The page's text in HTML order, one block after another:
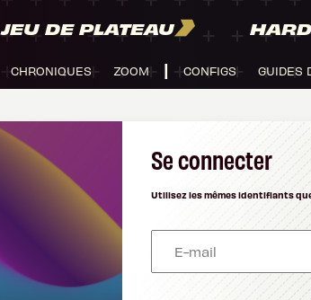
JEU DE PLATEAU
CHRONIQUES ZOOM CONFIGS GUIDES
Se connecter
Utilisez les mêmes identifiants